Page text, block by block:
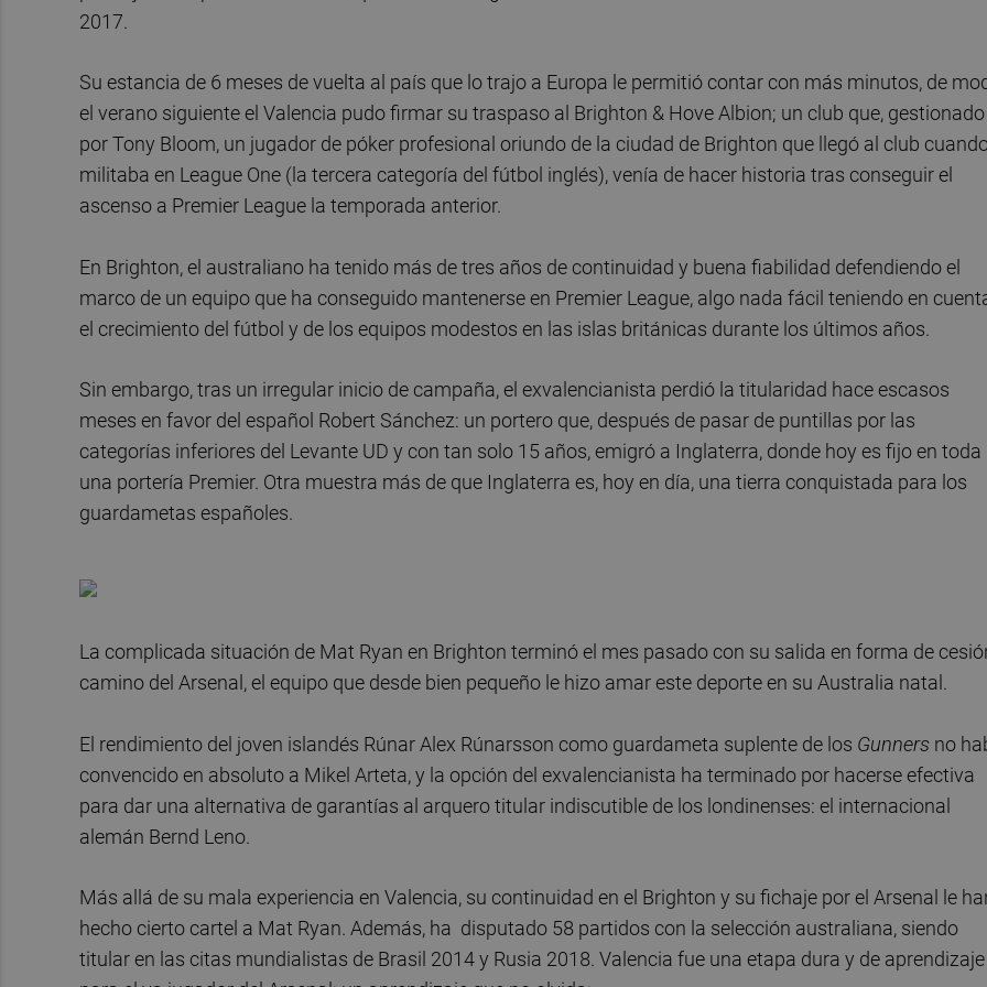
2017.
Su estancia de 6 meses de vuelta al país que lo trajo a Europa le permitió contar con más minutos, de
el verano siguiente el Valencia pudo firmar su traspaso al Brighton & Hove Albion; un club que, gestionado
por Tony Bloom, un jugador de póker profesional oriundo de la ciudad de Brighton que llegó al club
militaba en League One (la tercera categoría del fútbol inglés), venía de hacer historia tras conseguir el
ascenso a Premier League la temporada anterior.
En Brighton, el australiano ha tenido más de tres años de continuidad y buena fiabilidad defendiendo el
marco de un equipo que ha conseguido mantenerse en Premier League, algo nada fácil teniendo en
el crecimiento del fútbol y de los equipos modestos en las islas británicas durante los últimos años.
Sin embargo, tras un irregular inicio de campaña, el exvalencianista perdió la titularidad hace escasos
meses en favor del español Robert Sánchez: un portero que, después de pasar de puntillas por las
categorías inferiores del Levante UD y con tan solo 15 años, emigró a Inglaterra, donde hoy es fijo en toda
una portería Premier. Otra muestra más de que Inglaterra es, hoy en día, una tierra conquistada para los
guardametas españoles.
La complicada situación de Mat Ryan en Brighton terminó el mes pasado con su salida en forma de
camino del Arsenal, el equipo que desde bien pequeño le hizo amar este deporte en su Australia natal.
El rendimiento del joven islandés Rúnar Alex Rúnarsson como guardameta suplente de los Gunners no
convencido en absoluto a Mikel Arteta, y la opción del exvalencianista ha terminado por hacerse efectiva
para dar una alternativa de garantías al arquero titular indiscutible de los londinenses: el internacional
alemán Bernd Leno.
Más allá de su mala experiencia en Valencia, su continuidad en el Brighton y su fichaje por el Arsenal le
hecho cierto cartel a Mat Ryan. Además, ha disputado 58 partidos con la selección australiana, siendo
titular en las citas mundialistas de Brasil 2014 y Rusia 2018. Valencia fue una etapa dura y de aprendizaje